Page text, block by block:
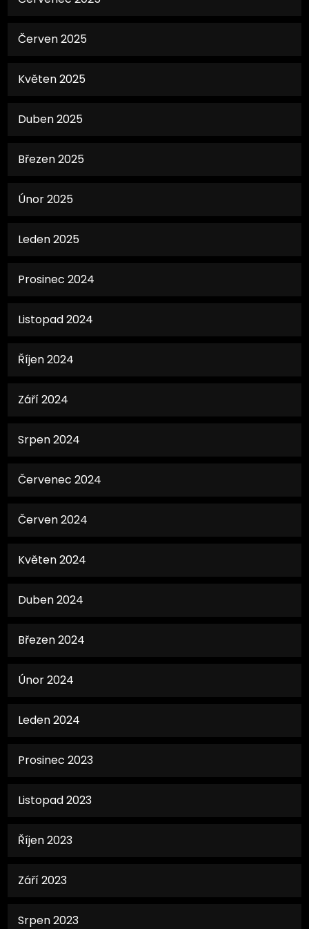
Červen 2025
Květen 2025
Duben 2025
Březen 2025
Únor 2025
Leden 2025
Prosinec 2024
Listopad 2024
Říjen 2024
Září 2024
Srpen 2024
Červenec 2024
Červen 2024
Květen 2024
Duben 2024
Březen 2024
Únor 2024
Leden 2024
Prosinec 2023
Listopad 2023
Říjen 2023
Září 2023
Srpen 2023